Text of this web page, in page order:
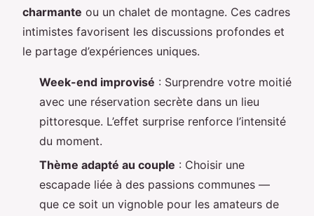
charmante ou un chalet de montagne. Ces cadres
intimistes favorisent les discussions profondes et
le partage d’expériences uniques.
Week-end improvisé : Surprendre votre moitié
avec une réservation secrète dans un lieu
pittoresque. L’effet surprise renforce l’intensité
du moment.
Thème adapté au couple : Choisir une
escapade liée à des passions communes —
que ce soit un vignoble pour les amateurs de